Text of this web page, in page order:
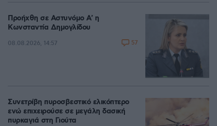
Προήχθη σε Αστυνόμο Α' η
Κωνσταντία Δημογλίδου
08.08.2026, 14:57 57
Συνετρίβη πυροσβεστικό ελικόπτερο
ενώ επιχειρούσε σε μεγάλη δασική
πυρκαγιά στη Γιούτα